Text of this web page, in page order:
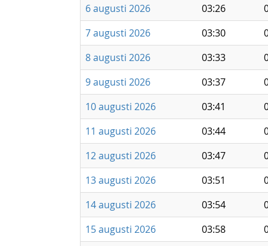
6 augusti 2026
03:26
7 augusti 2026
03:30
8 augusti 2026
03:33
9 augusti 2026
03:37
10 augusti 2026
03:41
11 augusti 2026
03:44
12 augusti 2026
03:47
13 augusti 2026
03:51
14 augusti 2026
03:54
15 augusti 2026
03:58